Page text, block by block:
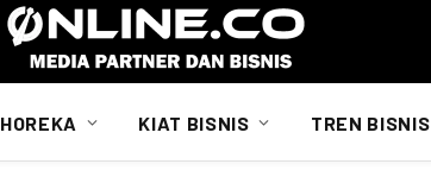
HOREKA KIAT BISNIS TREN BISNIS